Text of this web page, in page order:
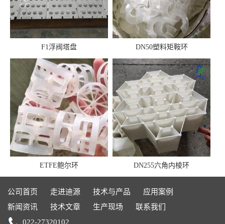
F1浮阀塔盘 DN50塑料矩鞍环
ETFE鲍尔环 DN255六角内棱环
公司首页 走进迪源 技术与产品
应用案例
新闻资讯
技术文章 生产现场
联系我们
022-27320102